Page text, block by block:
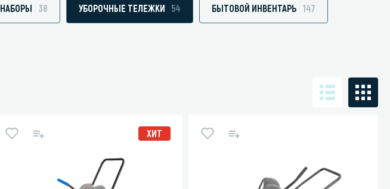
Кухня
Средства для посудомоечных машин
Санузел и туалетная комната
Средства для очистки полов и стен в санузлах
НАБОРЫ 38 УБОРОЧНЫЕ ТЕЛЕЖКИ 54 БЫТОВОЙ ИНВЕНТАРЬ 147
ХИТ